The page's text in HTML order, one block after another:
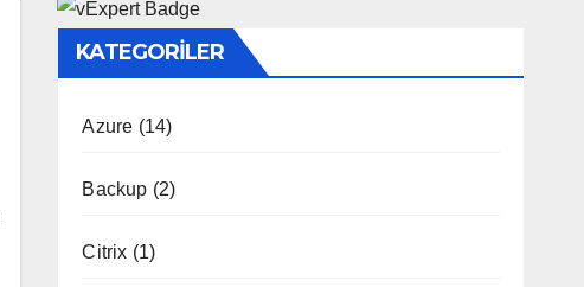
KATEGORILER
Azure (14)
Backup (2)
Citrix (1)